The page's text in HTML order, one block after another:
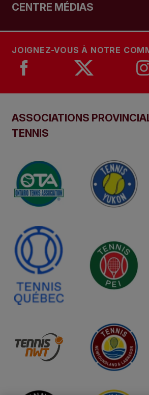
CENTRE MÉDIAS
JOIGNEZ-VOUS À NOTRE
ASSOCIATIONS
TENNIS